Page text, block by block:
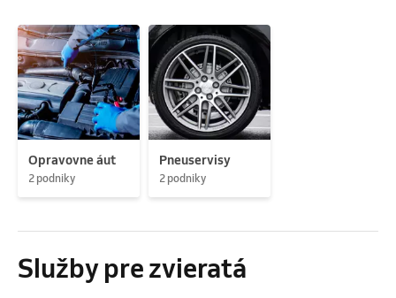
Opravovne áut
2 podniky
Pneuservisy
2 podniky
Služby pre zvieratá